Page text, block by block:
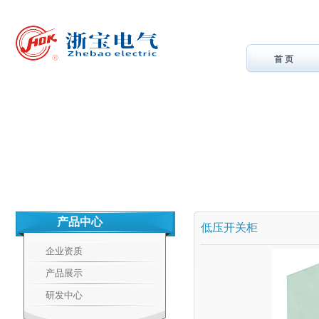
首 页
产品中心
企业资质
产品展示
研发中心
低压开关柜